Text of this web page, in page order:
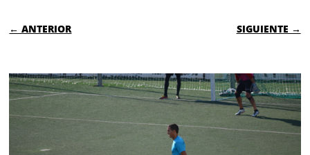
← ANTERIOR SIGUIENTE →